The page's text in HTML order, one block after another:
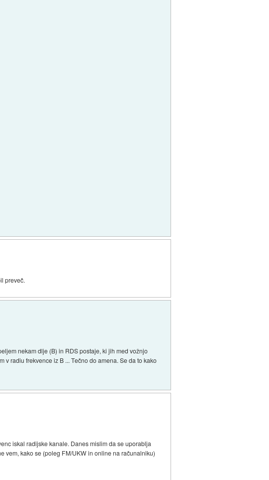
preveč.
nekam dlje (B) in RDS postaje, ki jih med vožnjo
radiu frekvence iz B ... Tečno do amena. Se da to kako
iskal radijske kanale. Danes mislim da se uporablja
vem, kako se (poleg FM/UKW in online na računalniku)